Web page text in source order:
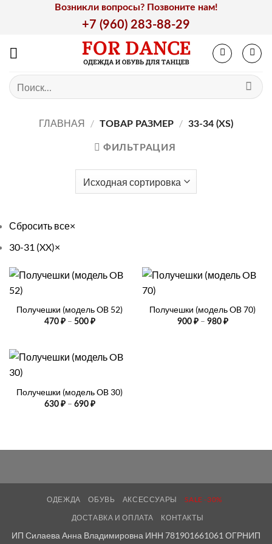
Возникли вопросы? Позвоните нам!
+7 (960) 283-88-29
Искать:
ГЛАВНАЯ / ТОВАР РАЗМЕР / 33-34 (XS)
ФИЛЬТРАЦИЯ
Сбросить все×
30-31 (XX)×
Получешки (модель OB 52)
470 ₽ – 500 ₽Диапазон
500 ₽
Получешки (модель OB 70)
900 ₽ – 980 ₽Диапазон
Получешки (модель OB 30)
630 ₽ – 690 ₽Диапазон
ОДЕЖДА ОБУВЬ АКСЕССУАРЫ
SALE -30%
ДОСТАВКА И ОПЛАТА
КОНТАКТЫ
ИП Силаева Анна Владимировна ИНН 781901661061 ОГРНИП